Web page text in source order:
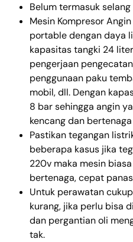
Belum termasuk
Mesin Kompresor Angin
portable dengan daya
kapasitas tangki 24
pengerjaan
penggunaan paku
mobil, dll. Dengan
8 bar sehingga angin
kencang dan bertenaga
Pastikan tegangan
beberapa kasus jika
220v maka mesin
bertenaga, cepat
Untuk perawatan
kurang, jika perlu bisa
dan pergantian oli
tak.